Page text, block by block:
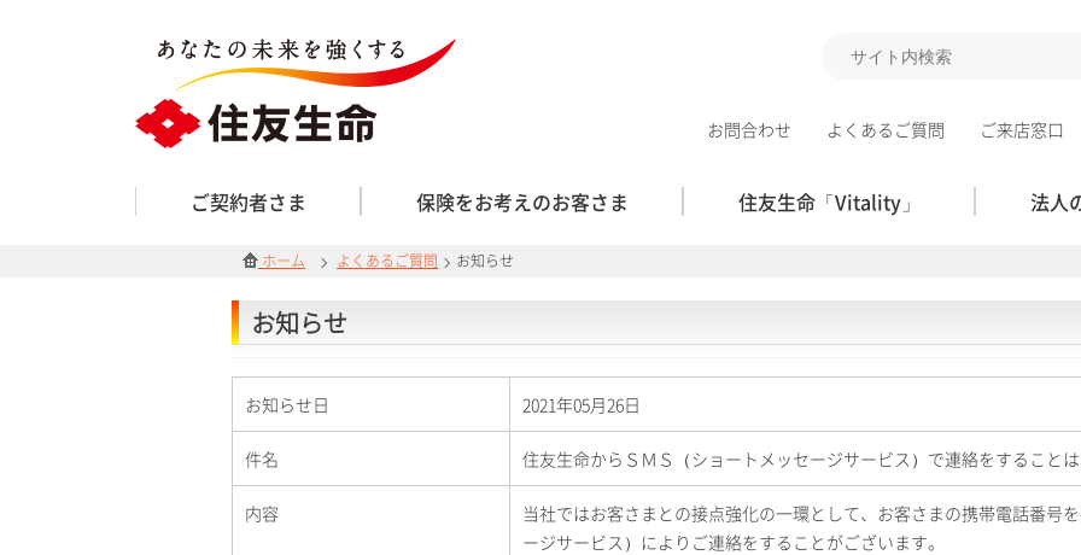
お問合わせ よくあるご質問 ご来店窓口
ご契約者さま 保険をお考えのお客さま 住友生命「Vitality」 法人
ホーム よくあるご質問 お知らせ
お知らせ
お知らせ日 2021年05月26日
件名 住友生命からＳＭＳ（ショートメッセージサービス）で連絡をすることは
内容
当社ではお客さまとの接点強化の一環として、お客さまの携帯電話番号
ージサービス）によりご連絡をすることがございます。